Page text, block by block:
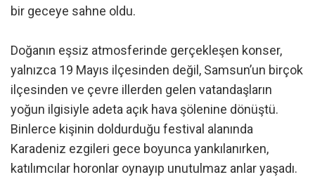
bir geceye sahne oldu.
Doğanın eşsiz atmosferinde gerçekleşen konser,
yalnızca 19 Mayıs ilçesinden değil, Samsun’un birçok
ilçesinden ve çevre illerden gelen vatandaşların
yoğun ilgisiyle adeta açık hava şölenine dönüştü.
Binlerce kişinin doldurduğu festival alanında
Karadeniz ezgileri gece boyunca yankılanırken,
katılımcılar horonlar oynayıp unutulmaz anlar yaşadı.